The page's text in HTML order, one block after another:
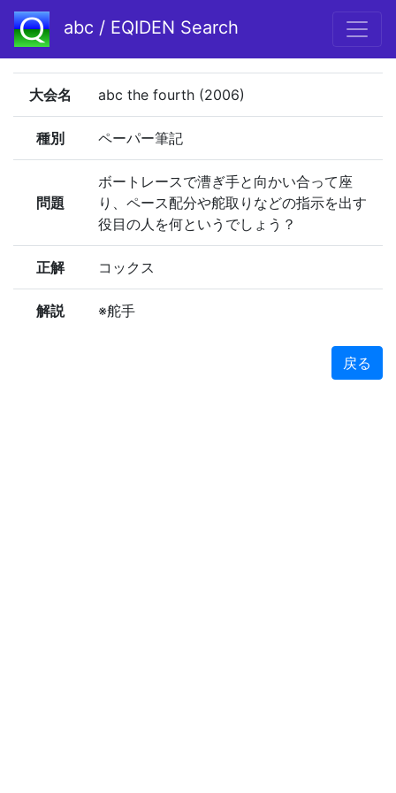
abc / EQIDEN Search
大会名 abc the fourth (2006)
種別 ペーパー筆記
問題
ボートレースで漕ぎ手と向かい合って座
り、ペース配分や舵取りなどの指示を出す
役目の人を何というでしょう？
正解 コックス
解説 ※舵手
戻る